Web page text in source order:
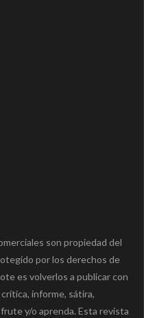
son propiedad del
por los derechos de
es volverlos a publicar con
informe, sátira,
y/o aprenda. Esta revista